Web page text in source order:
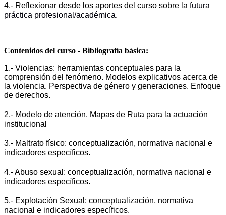
4.- Reflexionar desde los aportes del curso sobre la futura
práctica profesional/académica.
Contenidos del curso - Bibliografía básica:
1.- Violencias: herramientas conceptuales para la
comprensión del fenómeno. Modelos explicativos acerca de
la violencia. Perspectiva de género y generaciones. Enfoque
de derechos.
2.- Modelo de atención. Mapas de Ruta para la actuación
institucional
3.- Maltrato físico: conceptualización, normativa nacional e
indicadores específicos.
4.- Abuso sexual: conceptualización, normativa nacional e
indicadores específicos.
5.- Explotación Sexual: conceptualización, normativa
nacional e indicadores específicos.